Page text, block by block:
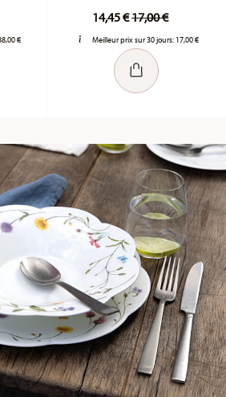
from
€
14,45 €Price reduced
17,00 €to
Meilleur prix sur 30 jours: 17,00 €